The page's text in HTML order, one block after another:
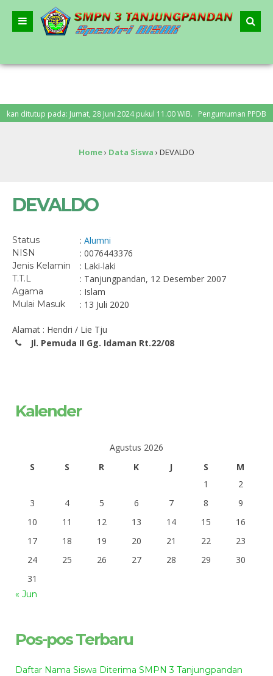
ditutup pada: Jumat, 28 Juni 2024 pukul 11.00 WIB. Pengumuman PPDB:
Nasional – “Bergerak Bersama, Lanjutkan Merdeka Belajar”
Home› Data Siswa › DEVALDO
DEVALDO
Status : Alumni
NISN : 0076443376
Jenis Kelamin : Laki-laki
T.T.L : Tanjungpandan, 12 Desember 2007
Agama : Islam
Mulai Masuk : 13 Juli 2020
Alamat : Hendri / Lie Tju
Jl. Pemuda II Gg. Idaman Rt.22/08
Kalender
Agustus 2026
S
S R K J S
M
1
2
3
4 5 6 7 8
9
10
11 12 13 14 15
16
17
18 19 20 21 22
23
24
25 26 27 28 29
30
31
« Jun
Pos-pos Terbaru
Daftar Nama Siswa Diterima SMPN 3 Tanjungpandan